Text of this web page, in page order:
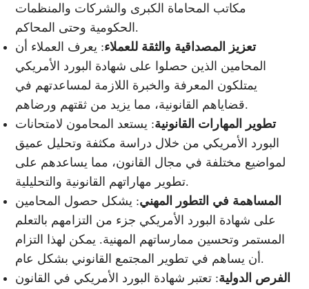
مكاتب المحاماة الكبرى والشركات والمنظمات
الحكومية وحتى المحاكم.
تعزيز المصداقية والثقة للعملاء: يعرف العملاء أن
المحامين الذين حصلوا على شهادة البورد الأمريكي
يمتلكون المعرفة والخبرة اللازمة لمساعدتهم في
قضاياهم القانونية، مما يزيد من ثقتهم ورضاهم.
تطوير المهارات القانونية: يستعد المحامون لامتحانات
البورد الأمريكي من خلال دراسة مكثفة وتحليل عميق
لمواضيع مختلفة في مجال القانون، مما يساعدهم على
تطوير مهاراتهم القانونية والتحليلية.
المساهمة في التطور المهني: يشكل حصول المحامين
على شهادة البورد الأمريكي جزء من التزامهم بالتعلم
المستمر وتحسين ممارساتهم المهنية. يمكن لهذا التزام
أن يساهم في تطوير المجتمع القانوني بشكل عام.
الفرص الدولية: تعتبر شهادة البورد الأمريكي في القانون